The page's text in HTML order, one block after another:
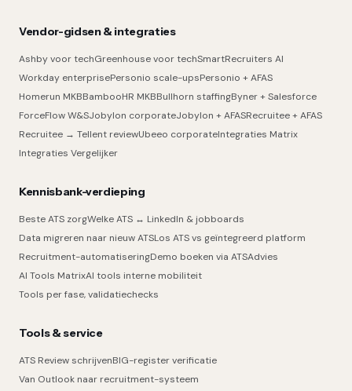
Vendor-gidsen & integraties
Ashby voor techGreenhouse voor techSmartRecruiters AI
Workday enterprisePersonio scale-upsPersonio + AFAS
Homerun MKBBambooHR MKBBullhorn staffingByner + Salesforce
ForceFlow W&SJobylon corporateJobylon + AFASRecruitee + AFAS
Recruitee → Tellent reviewUbeeo corporateIntegraties Matrix
Integraties Vergelijker
Kennisbank-verdieping
Beste ATS zorgWelke ATS ↔ LinkedIn & jobboards
Data migreren naar nieuw ATSLos ATS vs geïntegreerd platform
Recruitment-automatiseringDemo boeken via ATSAdvies
AI Tools MatrixAI tools interne mobiliteit
Tools per fase, validatiechecks
Tools & service
ATS Review schrijvenBIG-register verificatie
Van Outlook naar recruitment-systeem